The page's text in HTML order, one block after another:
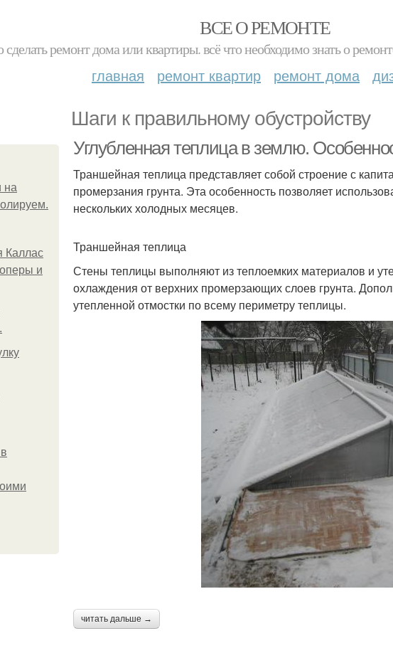
ВСЕ О РЕМОНТЕ
сделать ремонт дома или квартиры. всё что необходимо знать о
главная ремонт квартир ремонт дома
Шаги к правильному обустройству
на
Каллас
и
Углубленная теплица в землю.
Траншейная теплица представляет собой строение с
промерзания грунта. Эта особенность позволяет
нескольких холодных месяцев.
Траншейная теплица
Стены теплицы выполняют из теплоемких материалов и
охлаждения от верхних промерзающих слоев грунта.
утепленной отмостки по всему периметру теплицы.
читать дальше →